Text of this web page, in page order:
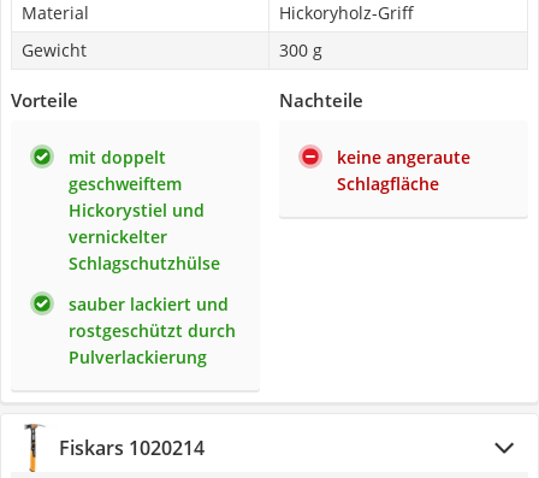
Material
Hickoryholz-Griff
Gewicht
300 g
Vorteile
mit doppelt
geschweiftem
Hickorystiel und
vernickelter
Schlagschutzhülse
sauber lackiert und
rostgeschützt durch
Pulverlackierung
Nachteile
keine angeraute
Schlagfläche
Fiskars 1020214